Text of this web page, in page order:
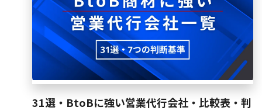
31選・BtoBに強い営業代行会社・比較表・判